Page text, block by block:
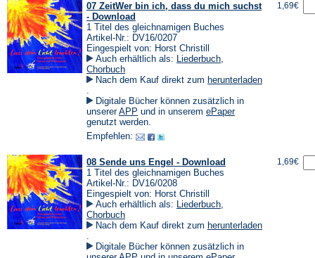
07 ZeitWer bin ich, dass du mich suchst
- Download
1 Titel des gleichnamigen Buches
Artikel-Nr.: DV16/0207
Eingespielt von: Horst Christill
Auch erhältlich als: Liederbuch,
Chorbuch
Nach dem Kauf direkt zum herunterladen
in
einem
neuen
Tab)
.
Digitale Bücher können zusätzlich in
unsererAPP (Öffnet
in
neuen
und in unserem ePaper(Öffnet
genutzt werden.
Empfehlen:
1,69€
08 Sende uns Engel - Download
1 Titel des gleichnamigen Buches
Artikel-Nr.: DV16/0208
Eingespielt von: Horst Christill
Auch erhältlich als: Liederbuch,
Chorbuch
Nach dem Kauf direkt zum herunterladen
in
einem
.
Digitale Bücher können zusätzlich in
(Öffnet
(Öffnet
1,69€